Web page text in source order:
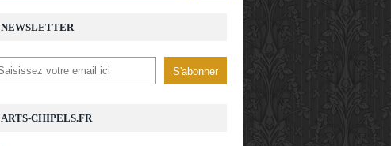
NEWSLETTER
ARTS-CHIPELS.FR